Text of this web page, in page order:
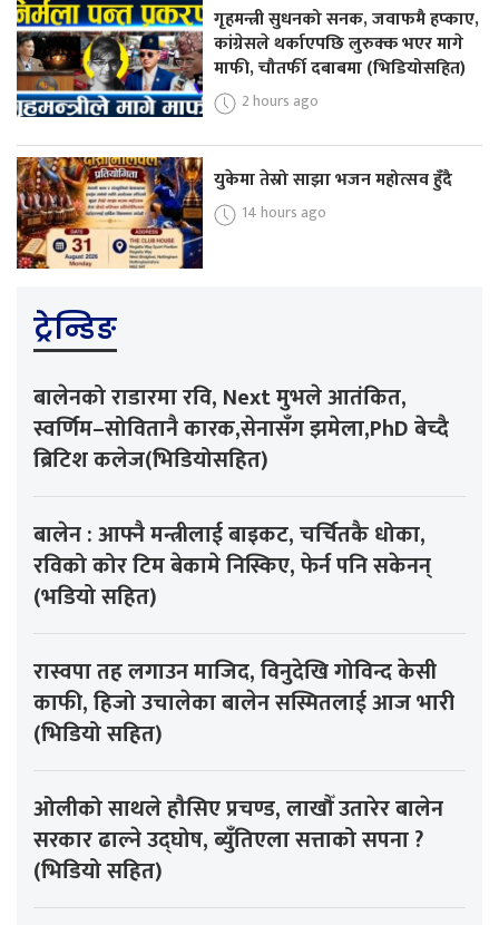
गृहमन्त्री सुधनको सनक, जवाफमै हप्काए,
कांग्रेसले थर्काएपछि लुरुक्क भएर मागे
माफी, चौतर्फी दबाबमा (भिडियोसहित)
2 hours ago
युकेमा तेस्रो साझा भजन महोत्सव हुँदै
14 hours ago
ट्रेन्डिङ
बालेनको राडारमा रवि, Next मुभले आतंकित,
स्वर्णिम–सोवितानै कारक,सेनासँग झमेला,PhD बेच्दै
ब्रिटिश कलेज(भिडियोसहित)
बालेन : आफ्नै मन्त्रीलाई बाइकट, चर्चितकै धोका,
रविको कोर टिम बेकामे निस्किए, फेर्न पनि सकेनन्
(भडियो सहित)
रास्वपा तह लगाउन माजिद, विनुदेखि गोविन्द केसी
काफी, हिजो उचालेका बालेन सस्मितलाई आज भारी
(भिडियो सहित)
ओलीको साथले हौसिए प्रचण्ड, लाखौँ उतारेर बालेन
सरकार ढाल्ने उद्घोष, ब्युँतिएला सत्ताको सपना ?
(भिडियो सहित)